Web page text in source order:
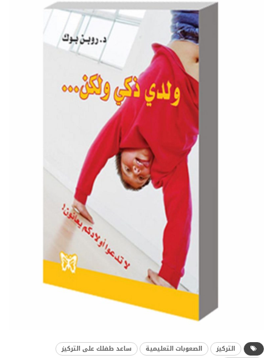
التركيز الصعوبات التعليمية ساعد طفلك على التركيز